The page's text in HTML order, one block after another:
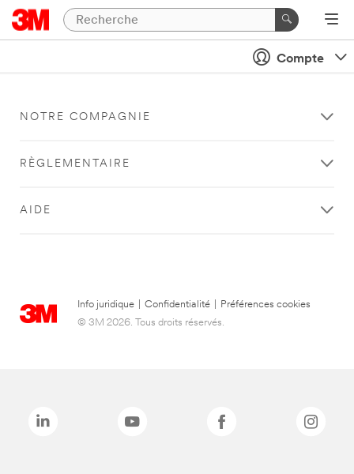
Compte
NOTRE COMPAGNIE
RÈGLEMENTAIRE
AIDE
Info juridique Confidentialité
Préférences cookies
© 3M 2026. Tous droits réservés.